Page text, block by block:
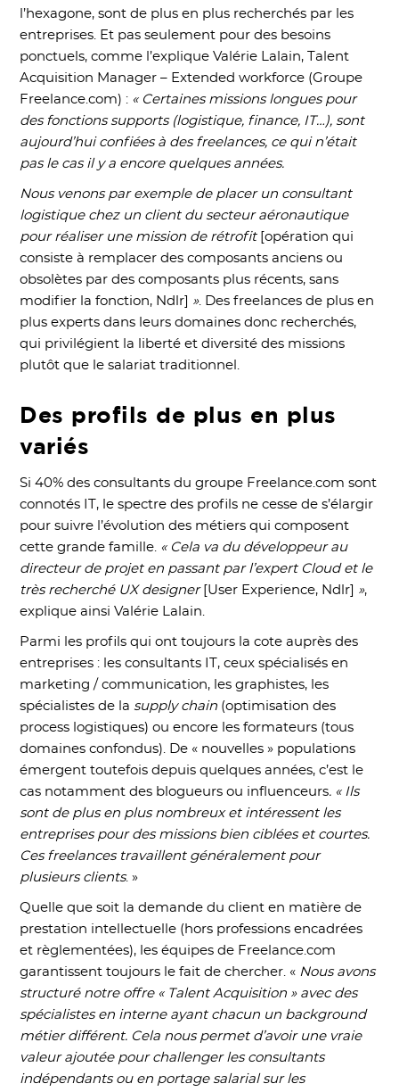
l’hexagone, sont de plus en plus recherchés par les
entreprises. Et pas seulement pour des besoins
ponctuels, comme l’explique Valérie Lalain, Talent
Acquisition Manager – Extended workforce (Groupe
Freelance.com) : « Certaines missions longues pour
des fonctions supports (logistique, finance, IT…), sont
aujourd’hui confiées à des freelances, ce qui n’était
pas le cas il y a encore quelques années.
Nous venons par exemple de placer un consultant
logistique chez un client du secteur aéronautique
pour réaliser une mission de rétrofit [opération qui
consiste à remplacer des composants anciens ou
obsolètes par des composants plus récents, sans
modifier la fonction, Ndlr]
». Des freelances de plus en
plus experts dans leurs domaines donc recherchés,
qui privilégient la liberté et diversité des missions
plutôt que le salariat traditionnel.
Des profils de plus en plus
variés
Si 40% des consultants du groupe Freelance.com sont
connotés IT, le spectre des profils ne cesse de s’élargir
pour suivre l’évolution des métiers qui composent
cette grande famille. « Cela va du développeur au
directeur de projet en passant par l’expert Cloud et le
très recherché UX designer [User Experience, Ndlr] »,
explique ainsi Valérie Lalain.
Parmi les profils qui ont toujours la cote auprès des
entreprises : les consultants IT, ceux spécialisés en
marketing / communication, les graphistes, les
spécialistes de la supply chain (optimisation des
process logistiques) ou encore les formateurs (tous
domaines confondus). De « nouvelles » populations
émergent toutefois depuis quelques années, c’est le
cas notamment des blogueurs ou influenceurs. « Ils
sont de plus en plus nombreux et intéressent les
entreprises pour des missions bien ciblées et courtes.
Ces freelances travaillent généralement pour
plusieurs clients. »
Quelle que soit la demande du client en matière de
prestation intellectuelle (hors professions encadrées
et règlementées), les équipes de Freelance.com
garantissent toujours le fait de chercher. « Nous avons
structuré notre offre « Talent Acquisition » avec des
spécialistes en interne ayant chacun un background
métier différent. Cela nous permet d’avoir une vraie
valeur ajoutée pour challenger les consultants
indépendants ou en portage salarial sur les